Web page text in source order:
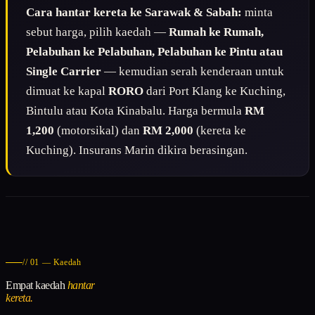
Cara hantar kereta ke Sarawak & Sabah: minta
sebut harga, pilih kaedah — Rumah ke Rumah,
Pelabuhan ke Pelabuhan, Pelabuhan ke Pintu atau
Single Carrier — kemudian serah kenderaan untuk
dimuat ke kapal RORO dari Port Klang ke Kuching,
Bintulu atau Kota Kinabalu. Harga bermula RM
1,200 (motorsikal) dan RM 2,000 (kereta ke
Kuching). Insurans Marin dikira berasingan.
// 01 — Kaedah
Empat kaedah hantar
kereta.